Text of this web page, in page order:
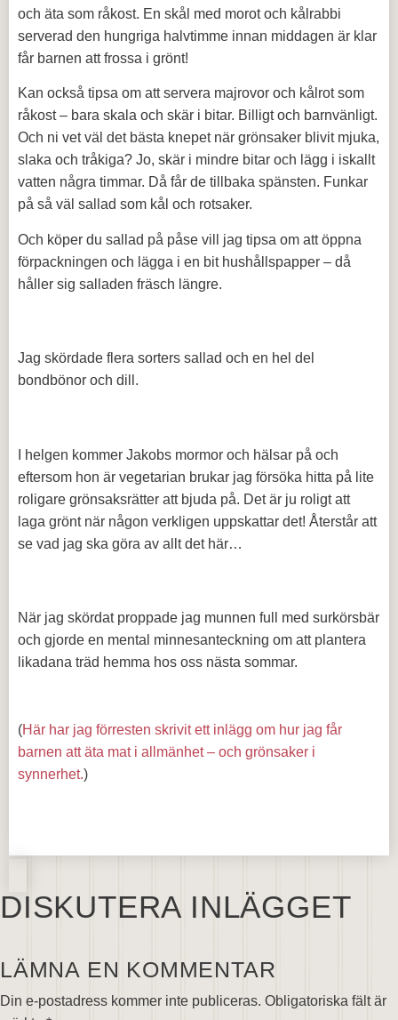
och äta som råkost. En skål med morot och kålrabbi
serverad den hungriga halvtimme innan middagen är klar
får barnen att frossa i grönt!
Kan också tipsa om att servera majrovor och kålrot som
råkost – bara skala och skär i bitar. Billigt och barnvänligt.
Och ni vet väl det bästa knepet när grönsaker blivit mjuka,
slaka och tråkiga? Jo, skär i mindre bitar och lägg i iskallt
vatten några timmar. Då får de tillbaka spänsten. Funkar
på så väl sallad som kål och rotsaker.
Och köper du sallad på påse vill jag tipsa om att öppna
förpackningen och lägga i en bit hushållspapper – då
håller sig salladen fräsch längre.
Jag skördade flera sorters sallad och en hel del
bondbönor och dill.
I helgen kommer Jakobs mormor och hälsar på och
eftersom hon är vegetarian brukar jag försöka hitta på lite
roligare grönsaksrätter att bjuda på. Det är ju roligt att
laga grönt när någon verkligen uppskattar det! Återstår att
se vad jag ska göra av allt det här…
När jag skördat proppade jag munnen full med surkörsbär
och gjorde en mental minnesanteckning om att plantera
likadana träd hemma hos oss nästa sommar.
(Här har jag förresten skrivit ett inlägg om hur jag får
barnen att äta mat i allmänhet – och grönsaker i
synnerhet.)
DISKUTERA INLÄGGET
LÄMNA EN KOMMENTAR
Din e-postadress kommer inte publiceras. Obligatoriska fält är